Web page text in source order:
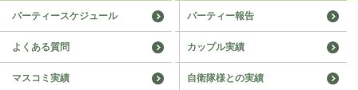
パーティースケジュール パーティー報告
よくある質問 カップル実績
マスコミ実績 自衛隊様との実績